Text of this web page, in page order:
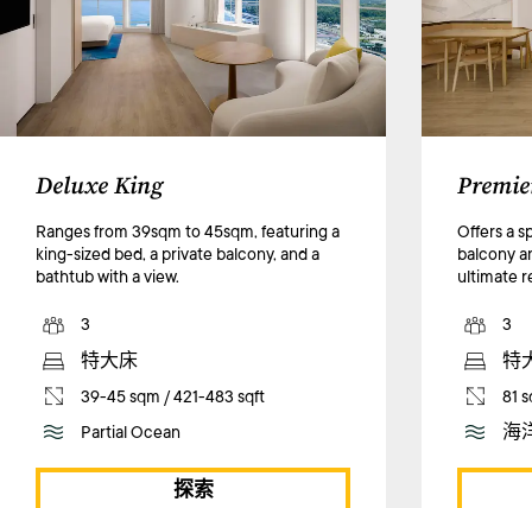
Deluxe King
Ranges from 39sqm to 45sqm, featuring a
king-sized bed, a private balcony, and a
bathtub with a view.
3
特大床
39-45 sqm / 421-483 sqft
Partial Ocean
探索
Offers a
balcony
ultimate
3
特
81
海